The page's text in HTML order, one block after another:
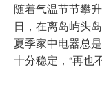
随着气温节节攀
日，在离岛屿头
夏季家中电器总
十分稳定，“再也